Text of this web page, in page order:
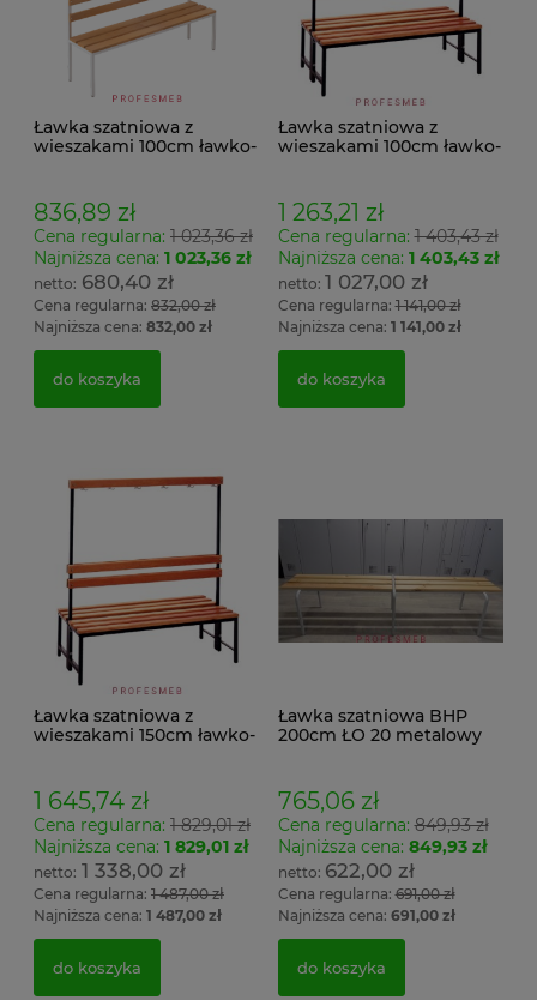
Ławka szatniowa z
wieszakami 100cm ławko-
836,89 zł
Cena regularna: 1 023,36 zł
Najniższa cena: 1 023,36 zł
680,40 zł
Cena regularna: 832,00 zł
Najniższa cena: 832,00 zł
do koszyka
Ławka szatniowa z
wieszakami 100cm ławko-
1 263,21 zł
Cena regularna:1 403,43 zł
Najniższa cena: 1 403,43 zł
1 027,00 zł
Cena regularna:1 141,00 zł
Najniższa cena: 1 141,00 zł
do koszyka
Ławka szatniowa z
wieszakami 150cm ławko-
1 645,74 zł
Cena regularna: 1 829,01 zł
Najniższa cena: 1 829,01 zł
1 338,00 zł
Cena regularna: 1 487,00 zł
Najniższa cena: 1 487,00 zł
do koszyka
Ławka szatniowa BHP
200cm ŁO 20 metalowy
765,06 zł
Cena regularna:849,93 zł
Najniższa cena: 849,93 zł
622,00 zł
Cena regularna:691,00 zł
Najniższa cena: 691,00 zł
do koszyka